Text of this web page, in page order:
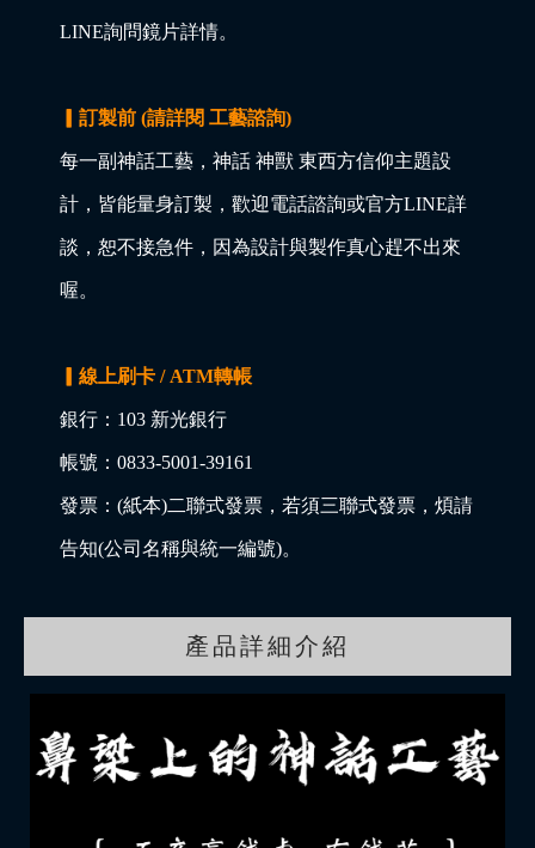
LINE詢問鏡片詳情。
▎訂製前 (請詳閱 工藝諮詢)
每一副神話工藝，神話 神獸 東西方信仰主題設
計，皆能量身訂製，歡迎電話諮詢或官方LINE詳
談，恕不接急件，因為設計與製作真心趕不出來
喔。
▎線上刷卡 / ATM轉帳
銀行：103 新光銀行
帳號：0833-5001-39161
發票：(紙本)二聯式發票，若須三聯式發票，煩請
告知(公司名稱與統一編號)。
產品詳細介紹